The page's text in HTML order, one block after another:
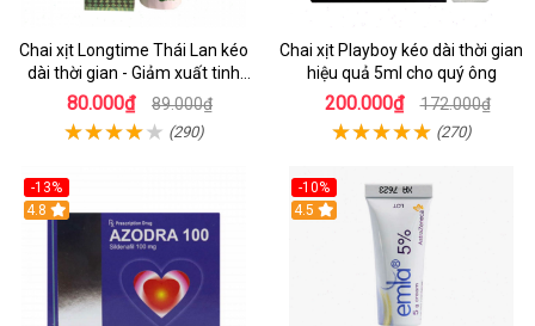
Chai xịt Longtime Thái Lan kéo
dài thời gian - Giảm xuất tinh
sớm
80.000₫ 89.000₫
(290)
Chai xịt Playboy kéo dài thời gian
hiệu quả 5ml cho quý ông
200.000₫ 172.000₫
(270)
-13%
Hot
4.8
-10%
Hot
4.5